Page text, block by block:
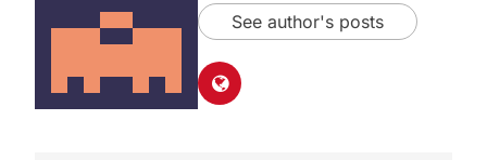
See author's posts